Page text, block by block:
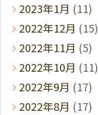
2023年1月 (11)
2022年12月 (15)
2022年11月 (5)
2022年10月 (11)
2022年9月 (17)
2022年8月 (17)